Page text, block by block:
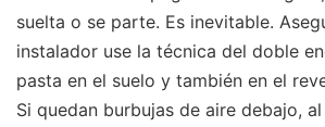
suelta o se parte. Es inevitable.
instalador use la técnica del doble
pasta en el suelo y también en el
Si quedan burbujas de aire debajo,